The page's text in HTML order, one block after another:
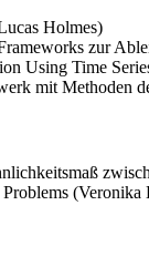
Holmes)
zur
Using Time
mit Methoden